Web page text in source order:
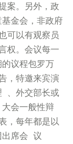
案。另外，政
金会，非政府
可以有观察员
权。会议每一
议程包罗万
，特邀来宾演
、外交部长或
会一般性辩
，每年都是以
出席会 议